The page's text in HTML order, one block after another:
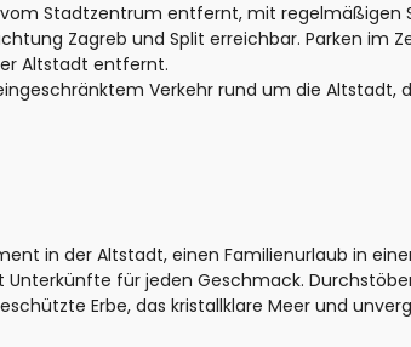
Stadtzentrum entfernt, mit regelmäßigen
Zagreb und Split erreichbar. Parken im
Altstadt entfernt.
Verkehr rund um die Altstadt,
in der Altstadt, einen Familienurlaub in
für jeden Geschmack.
Erbe, das kristallklare Meer und